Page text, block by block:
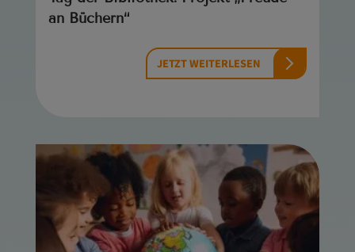
an Büchern“
JETZT WEITERLESEN